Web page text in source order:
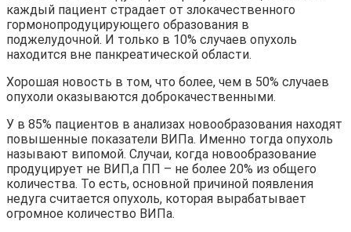
каждый пациент страдает от злокачественного
гормонопродуцирующего образования в
поджелудочной. И только в 10% случаев опухоль
находится вне панкреатической области.
Хорошая новость в том, что более, чем в 50% случаев
опухоли оказываются доброкачественными.
У в 85% пациентов в анализах новообразования находят
повышенные показатели ВИПа. Именно тогда опухоль
называют випомой. Случаи, когда новообразование
продуцирует не ВИП,а ПП – не более 20% из общего
количества. То есть, основной причиной появления
недуга считается опухоль, которая вырабатывает
огромное количество ВИПа.